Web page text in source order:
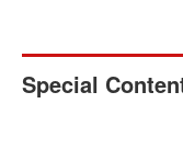
Special